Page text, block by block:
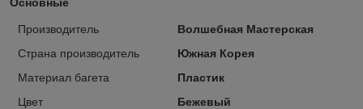
Производитель
Волшебная Мастерская
Страна производитель
Южная Корея
Материал багета
Пластик
Цвет
Бежевый